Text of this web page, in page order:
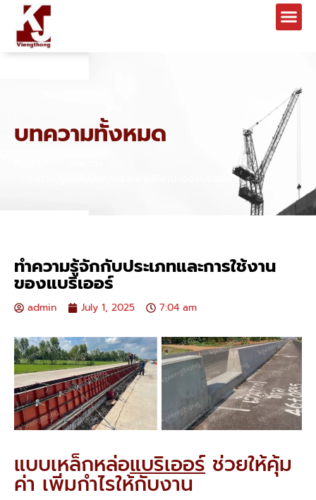
บทความทั้งหมด
ทำความรู้จักกับประเภทและการใช้งาน
ของแบริเออร์
admin July 1, 2025 7:04 am
แบบเหล็กหล่อแบริเออร์ ช่วยให้คุ้ม
ค่า เพิ่มกำไรให้กับงาน